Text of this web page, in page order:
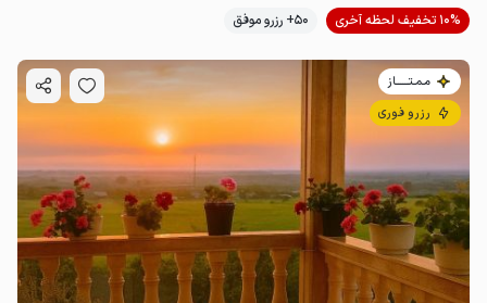
10% تخفیف لحظه آخری
50+ رزرو موفق
مـمـتــــــاز
رزرو فوری